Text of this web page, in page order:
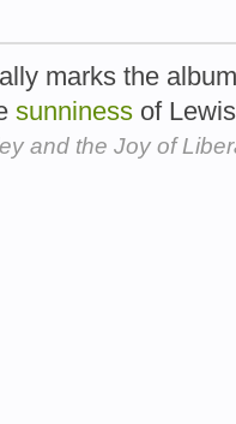
marks the
sunniness of
and the Joy of